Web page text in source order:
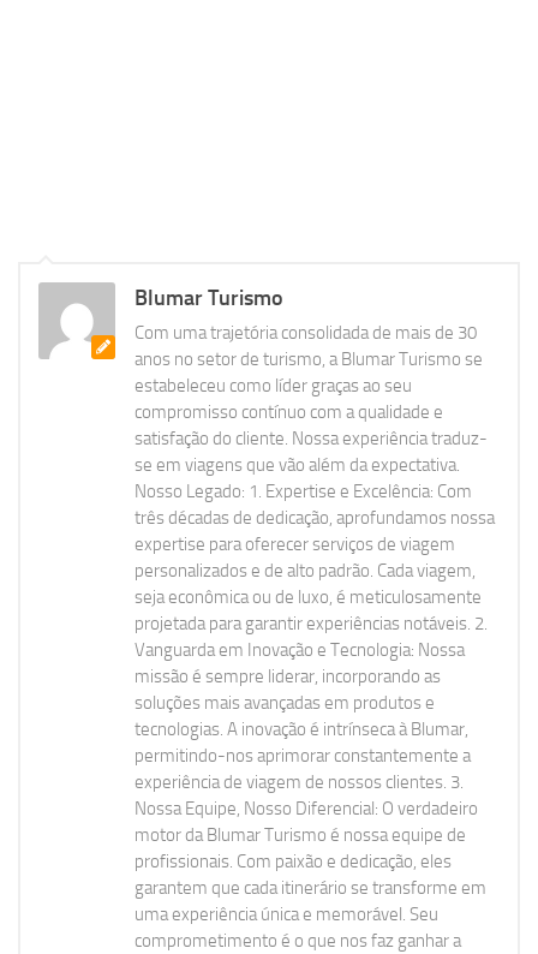
Blumar Turismo
Com uma trajetória consolidada de mais de 30
anos no setor de turismo, a Blumar Turismo se
estabeleceu como líder graças ao seu
compromisso contínuo com a qualidade e
satisfação do cliente. Nossa experiência traduz-
se em viagens que vão além da expectativa.
Nosso Legado: 1. Expertise e Excelência: Com
três décadas de dedicação, aprofundamos nossa
expertise para oferecer serviços de viagem
personalizados e de alto padrão. Cada viagem,
seja econômica ou de luxo, é meticulosamente
projetada para garantir experiências notáveis. 2.
Vanguarda em Inovação e Tecnologia: Nossa
missão é sempre liderar, incorporando as
soluções mais avançadas em produtos e
tecnologias. A inovação é intrínseca à Blumar,
permitindo-nos aprimorar constantemente a
experiência de viagem de nossos clientes. 3.
Nossa Equipe, Nosso Diferencial: O verdadeiro
motor da Blumar Turismo é nossa equipe de
profissionais. Com paixão e dedicação, eles
garantem que cada itinerário se transforme em
uma experiência única e memorável. Seu
comprometimento é o que nos faz ganhar a